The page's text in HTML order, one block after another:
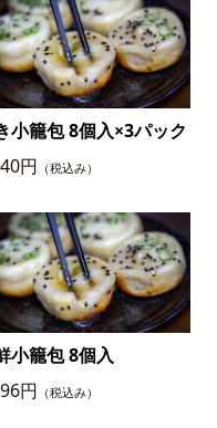
小籠包 8個入×3パック
円 （税込み）
小籠包 8個入
円 （税込み）